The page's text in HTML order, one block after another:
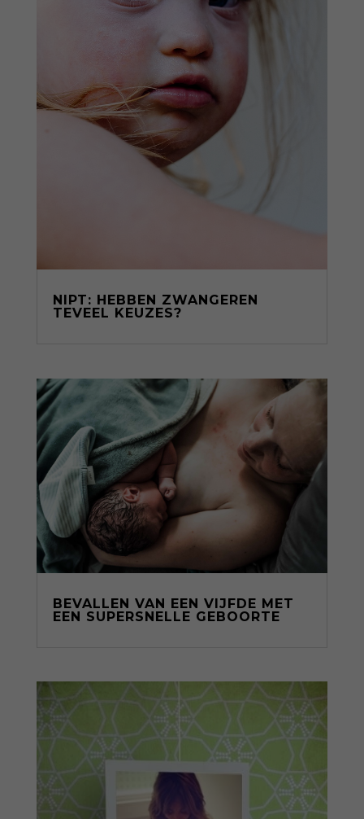
NIPT: HEBBEN ZWANGEREN
TEVEEL KEUZES?
BEVALLEN VAN EEN VIJFDE MET
EEN SUPERSNELLE GEBOORTE